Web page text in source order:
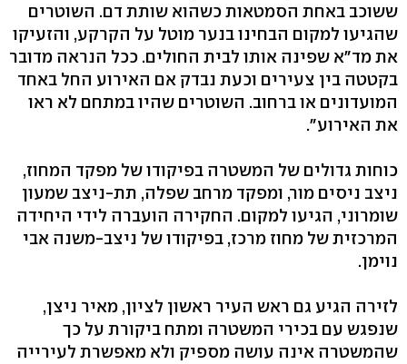
ששוכב באחת הסמטאות כשהוא שותת דם. השוטרים
שהגיעו למקום הבחינו בנער מוטל על הקרקע, והזעיקו
את מד"א שפינה אותו לבית החולים. ככל הנראה מדובר
בקטטה בין צעירים וכעת נבדק אם האירוע החל באחד
המועדונים או ברחוב. השוטרים שהיו במתחם לא ראו
את האירוע".
כוחות גדולים של המשטרה בפיקודו של מפקד המחוז,
ניצב ניסים מור, ומפקד מרחב שפלה, תת-ניצב שמעון
שומרוני, הגיעו למקום. החקירה הועברה לידי היחידה
המרכזית של מחוז מרכז, בפיקודו של ניצב-משנה אבי
נוימן.
לזירה הגיע גם ראש העיר ראשון לציון, מאיר ניצן,
שנפגש עם בכירי המשטרה ומתח ביקורת על כך
שהמשטרה אינה עושה מספיק ולא מאפשרת לעירייה